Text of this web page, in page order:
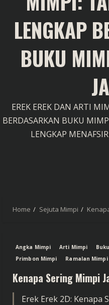
LENGKAP
BUKU
EREK EREK DAN ARTI
BERDASARKAN BUKU
LENGKAP
Home Sejuta Mimpi
Angka Mimpi Arti Mimpi
Primbon Mimpi
Ramalan Mimpi
Kenapa Sering Mimpi
Erek Erek 2D: Kenapa